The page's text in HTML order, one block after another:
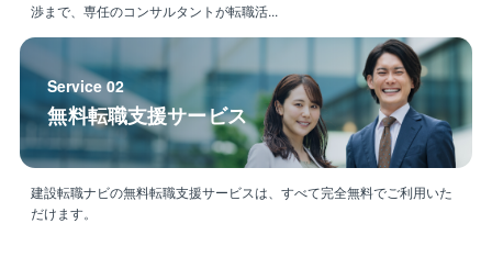
渉まで、専任のコンサルタントが転職活...
Service 02
無料転職支援サービス
建設転職ナビの無料転職支援サービスは、すべて完全無料でご利用いた
だけます。